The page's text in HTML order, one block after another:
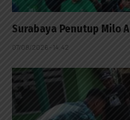
Surabaya Penutup Milo
07/08/2026 - 14:42